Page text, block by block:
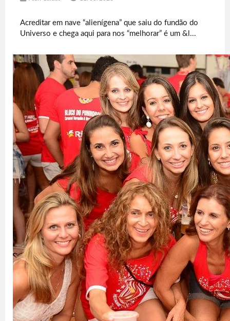
Acreditar em nave “alienígena” que saiu do fundão do
Universo e chega aqui para nos “melhorar” é um &l...